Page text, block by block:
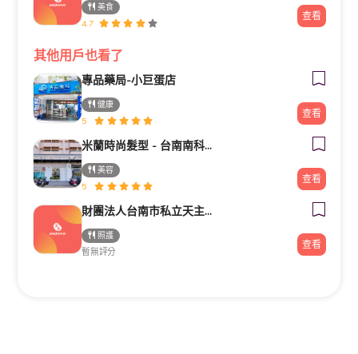
美食
4.7
查看
其他用戶也看了
專品藥局-小巨蛋店
健康
5
查看
米蘭時尚髮型 - 台南南科新市旗艦店
美容
5
查看
財團法人台南市私立天主教瑞復益智中心
照護
暫無評分
查看